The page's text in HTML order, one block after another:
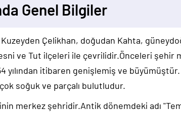
Genel Bilgiler
Çelikhan, doğudan Kahta,
ve Tut ilçeleri ile çevrilidir.Önceleri şehir
yılından itibaren genişlemiş ve
soğuk ve parçalı bulutludur.
merkez şehridir.Antik dönemdeki adı